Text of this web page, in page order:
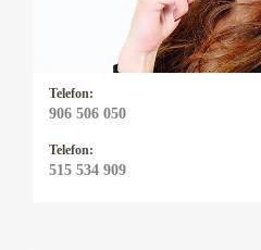
Telefon:
906 506 050
Telefon:
515 534 909
věštím také z
energie